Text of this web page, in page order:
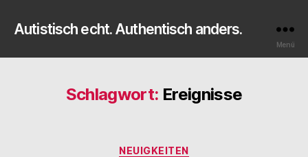
Autistisch echt. Authentisch anders.
Menü
Schlagwort: Ereignisse
Kategorien
NEUIGKEITEN